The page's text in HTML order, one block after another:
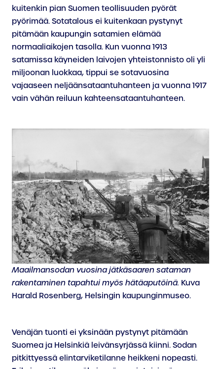
kuitenkin pian Suomen teollisuuden pyörät
pyörimää. Sotatalous ei kuitenkaan pystynyt
pitämään kaupungin satamien elämää
normaaliaikojen tasolla. Kun vuonna 1913
satamissa käyneiden laivojen yhteistonnisto oli yli
miljoonan luokkaa, tippui se sotavuosina
vajaaseen neljäänsataantuhanteen ja vuonna 1917
vain vähän reiluun kahteensataantuhanteen.
Maailmansodan vuosina jätkäsaaren sataman
rakentaminen tapahtui myös hätäaputöinä. Kuva
Harald Rosenberg, Helsingin kaupunginmuseo.
Venäjän tuonti ei yksinään pystynyt pitämään
Suomea ja Helsinkiä leivänsyrjässä kiinni. Sodan
pitkittyessä elintarviketilanne heikkeni nopeasti.